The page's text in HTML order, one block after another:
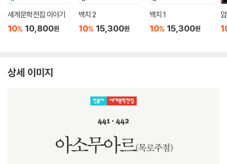
세계문학전집 이야기
10% 10,800원
백치 2
10% 15,300원
백치 1
10% 15,300원
상세 이미지